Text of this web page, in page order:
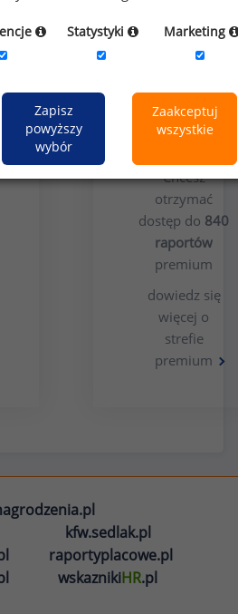
użytkowników
premium
Chcesz
otrzymać
dostęp do 840
raportów
premium
dowiedz się
więcej o
strefie
premium
kfw.sedlak.pl
raportyplacowe.pl
wskaznikiHR.pl
Statystyki Marketing
Zapisz
powyższy
wybór
Zaakceptuj
wszystkie